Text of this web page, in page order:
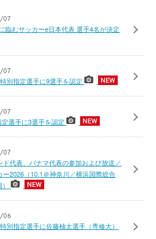
07
臨むサッカーe日本代表 選手4名が決定
07
別指定選手に9選手を認定
07
定選手に3選手を認定
07
代表、パナマ代表の参加および放送／
2026（10.1＠神奈川／横浜国際総合
）
06
別指定選手に佐藤柚太選手（専修大）